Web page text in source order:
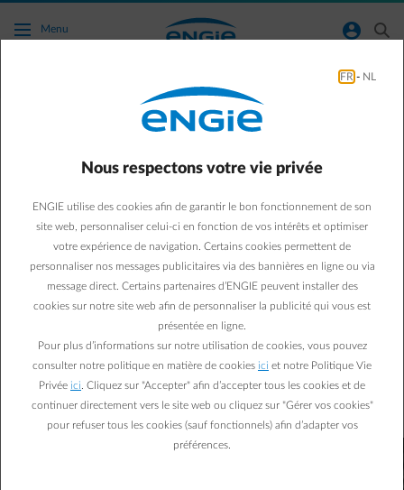
Accéder au contenu principal
Menu normal-account-circle search
Conseils énergie
Que faire avec l’eau du
sèche-linge ?
Vous avez un sèche-linge à condensation et vous jetez l’eau
du réservoir dans l’évier après chaque cycle ? Stop ! Ne
gaspillez plus cette eau, récupérez-la pour l’utiliser de
multiples façons.
FR - NL
Nous respectons votre vie privée
ENGIE utilise des cookies afin de garantir le bon fonctionnement de son
site web, personnaliser celui-ci en fonction de vos intérêts et optimiser
votre expérience de navigation. Certains cookies permettent de
personnaliser nos messages publicitaires via des bannières en ligne ou via
message direct. Certains partenaires d’ENGIE peuvent installer des
cookies sur notre site web afin de personnaliser la publicité qui vous est
présentée en ligne.
Pour plus d’informations sur notre utilisation de cookies, vous pouvez
consulter notre politique en matière de cookies ici et notre Politique Vie
Privée ici . Cliquez sur "Accepter" afin d’accepter tous les cookies et de
continuer directement vers le site web ou cliquez sur "Gérer vos cookies"
pour refuser tous les cookies (sauf fonctionnels) afin d’adapter vos
préférences.